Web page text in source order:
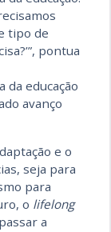
tipo de
pontua
da educação
avanço
e o
seja para
para
o lifelong
a